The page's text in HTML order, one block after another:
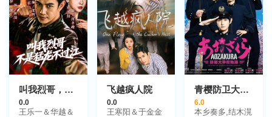
叫我烈哥，不是猛龙不过江
0.0
王乐一＆华越＆
飞越疯人院
0.0
王寒阳＆于金金
青樱防卫大学校物语
6.0
本乡奏多,结木滉